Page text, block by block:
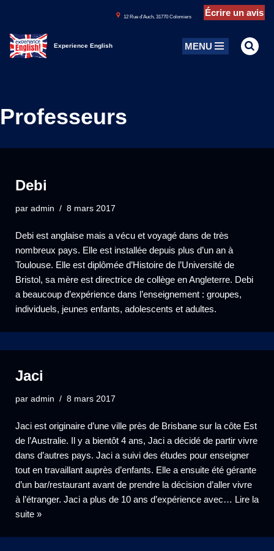
Aller
au
12 Rue d’Auch, 31770 Colomiers Écrire un avis
Experience English MENU
Professeurs
Debi
par admin 8 mars 2017
Debi est anglaise mais a vécu et voyagé dans de très
nombreux pays. Elle est installée depuis plus d’un an à
Toulouse. Elle est diplômée d’Histoire de l’Université de
Bristol, sa mère est directrice de collège en Angleterre. Debi
a beaucoup d’expérience dans l’enseignement : groupes,
individuels, jeunes enfants, adolescents et adultes.
Jaci
par admin 8 mars 2017
Jaci est originaire d’une ville près de Brisbane sur la côte Est
de l’Australie. Il y a bientôt 4 ans, Jaci a décidé de partir vivre
dans d’autres pays. Jaci a suivi des études pour enseigner
tout en travaillant auprès d’enfants. Elle a ensuite été gérante
d’un bar/restaurant avant de prendre la décision d’aller vivre
à l’étranger. Jaci a plus de 10 ans d’expérience avec… Lire la
suite »